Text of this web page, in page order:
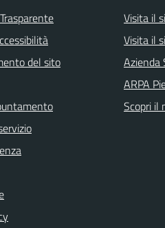
del sito
Visita il
Visita il
Azienda
ARPA
Scopri il